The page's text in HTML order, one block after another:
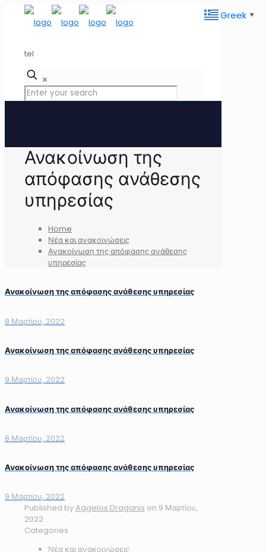
tel
✕
Ανακοίνωση της
απόφασης ανάθεσης
υπηρεσίας
Home
Νέα και ανακοινώσεις
Ανακοίνωση της απόφασης ανάθεσης
υπηρεσίας
Ανακοίνωση της απόφασης ανάθεσης υπηρεσίας
8 Μαρτίου, 2022
Ανακοίνωση της απόφασης ανάθεσης υπηρεσίας
9 Μαρτίου, 2022
Ανακοίνωση της απόφασης ανάθεσης υπηρεσίας
8 Μαρτίου, 2022
Ανακοίνωση της απόφασης ανάθεσης υπηρεσίας
9 Μαρτίου, 2022
Published byAggelos Draganis on 9 Μαρτίου,
2022
Categories
Νέα και ανακοινώσεις
Greek ▼